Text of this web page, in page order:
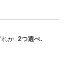
か. 2つ選べ.